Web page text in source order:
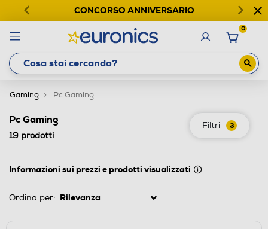
CONCORSO ANNIVERSARIO
0
Gaming Pc Gaming
Filtri 3
Pc Gaming
19 prodotti
Informazioni sui prezzi e prodotti visualizzati
Ordina per: